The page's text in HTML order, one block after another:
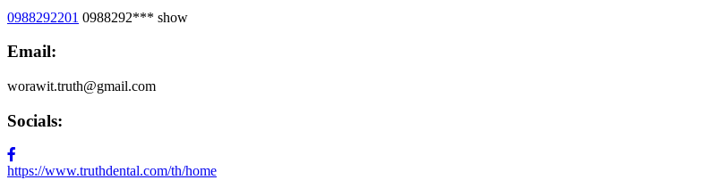
0988292201 0988292*** show
Email:
worawit.truth@gmail.com
Socials:
https://www.truthdental.com/th/home